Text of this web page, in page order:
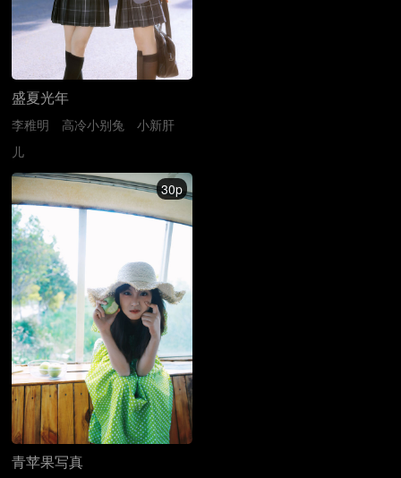
盛夏光年
李稚明 高冷小别兔
小新肝
儿
30p
青苹果写真